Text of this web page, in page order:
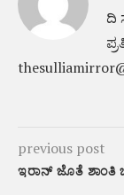
ದಿ
previous post
ಇರಾನ್ ಜೊತೆ ಶಾಂತಿ